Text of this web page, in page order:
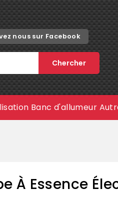
nous sur Facebook
Chercher
Banc d'allumeur
À Essence